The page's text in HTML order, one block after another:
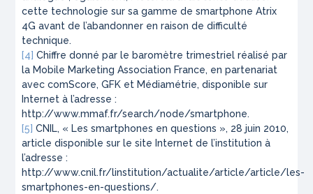
cette technologie sur sa gamme de smartphone Atrix
4G avant de l’abandonner en raison de difficulté
technique.
[4] Chiffre donné par le baromètre trimestriel réalisé par
la Mobile Marketing Association France, en partenariat
avec comScore, GFK et Médiamétrie, disponible sur
Internet à l’adresse :
http://www.mmaf.fr/search/node/smartphone.
[5] CNIL, « Les smartphones en questions », 28 juin 2010,
article disponible sur le site Internet de l’institution à
l’adresse :
http://www.cnil.fr/linstitution/actualite/article/article/les-
smartphones-en-questions/.